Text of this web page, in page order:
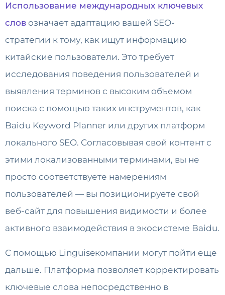
Использование международных ключевых
слов означает адаптацию вашей SEO-
стратегии к тому, как ищут информацию
китайские пользователи. Это требует
исследования поведения пользователей и
выявления терминов с высоким объемом
поиска с помощью таких инструментов, как
Baidu Keyword Planner или других платформ
локального SEO. Согласовывая свой контент с
этими локализованными терминами, вы не
просто соответствуете намерениям
пользователей — вы позиционируете свой
веб-сайт для повышения видимости и более
активного взаимодействия в экосистеме Baidu.
С помощью Linguiseкомпании могут пойти еще
дальше. Платформа позволяет корректировать
ключевые слова непосредственно в